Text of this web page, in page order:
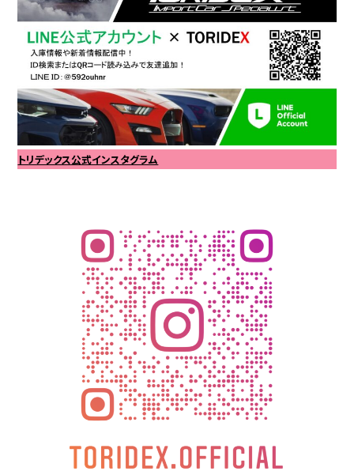
トリデックス公式インスタグラム